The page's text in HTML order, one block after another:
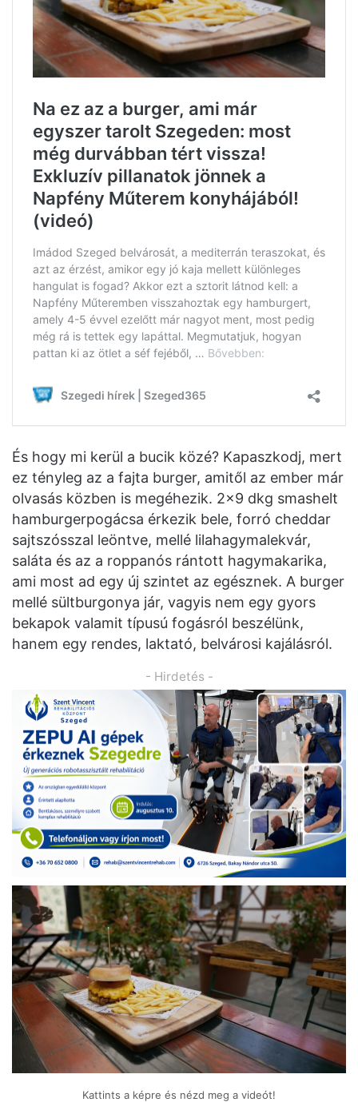
És hogy mi kerül a bucik közé? Kapaszkodj, mert
ez tényleg az a fajta burger, amitől az ember már
olvasás közben is megéhezik. 2×9 dkg smashelt
hamburgerpogácsa érkezik bele, forró cheddar
sajtszósszal leöntve, mellé lilahagymalekvár,
saláta és az a roppanós rántott hagymakarika,
ami most ad egy új szintet az egésznek. A burger
mellé sültburgonya jár, vagyis nem egy gyors
bekapok valamit típusú fogásról beszélünk,
hanem egy rendes, laktató, belvárosi kajálásról.
- Hirdetés -
Kattints a képre és nézd meg a videót!